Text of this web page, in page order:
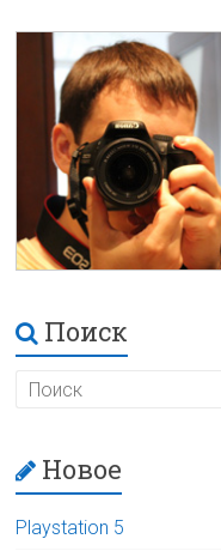
Поиск
Новое
Playstation 5